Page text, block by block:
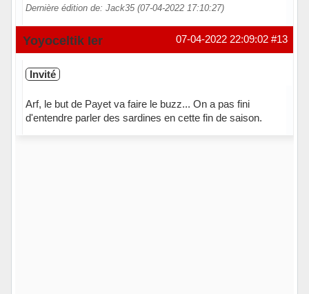
Dernière édition de: Jack35 (07-04-2022 17:10:27)
Hors ligne #13
07-04-2022 22:09:02
Yoyoceltik Ier
Invité
Arf, le but de Payet va faire le buzz... On a pas fini
d'entendre parler des sardines en cette fin de saison.